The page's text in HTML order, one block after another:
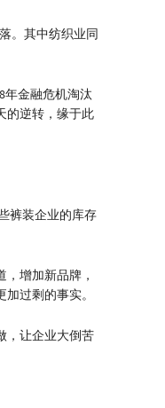
。其中纺织业同
年金融危机淘汰
的逆转，缘于此
裤装企业的库存
增加新品牌，
过剩的事实。
，让企业大倒苦